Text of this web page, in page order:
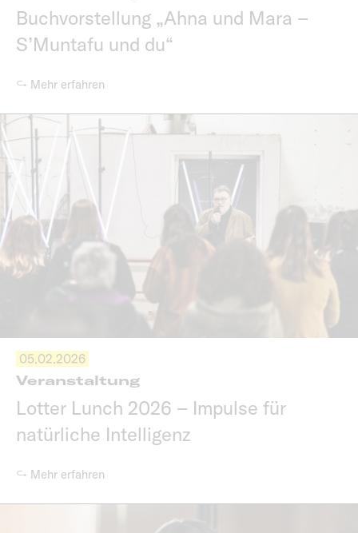
Buchvorstellung „Ahna und Mara –
S’Muntafu und du“
↪ Mehr erfahren
05.02.2026
Veranstaltung
Lotter Lunch 2026 – Impulse für
natürliche Intelligenz
↪ Mehr erfahren